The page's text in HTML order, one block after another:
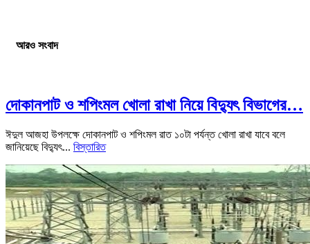
আরও সংবাদ
দোকানপাট ও শপিংমল খোলা রাখা নিয়ে বিদ্যুৎ বিভাগের…
ঈদুল আজহা উপলক্ষে দোকানপাট ও শপিংমল রাত ১০টা পর্যন্ত খোলা রাখা যাবে বলে
জানিয়েছে বিদ্যুৎ... বিস্তারিত